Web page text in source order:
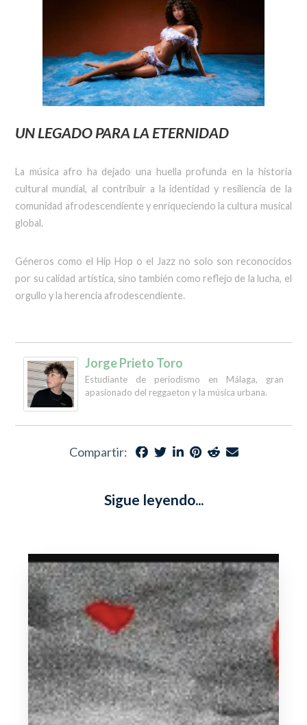
UN LEGADO PARA LA ETERNIDAD
La música afro ha dejado una huella profunda en la historia
cultural mundial, al contribuir a la identidad y resiliencia de la
comunidad afrodescendiente y enriqueciendo la cultura musical
global.
Géneros como el Hip Hop o el Jazz no solo son reconocidos
por su calidad artística, sino también como reflejo de la lucha, el
orgullo y la herencia afrodescendiente.
Jorge Prieto Toro
Estudiante de periodismo en Málaga, gran
apasionado del reggaeton y la música urbana.
Compartir:
Sigue leyendo...